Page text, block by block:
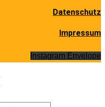
Datenschutz
Impressum
Instagram Envelope